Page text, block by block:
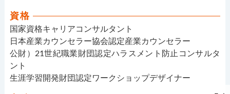
資格
国家資格キャリアコンサルタント
日本産業カウンセラー協会認定産業カウンセラー
公財）21世紀職業財団認定ハラスメント防止コンサルタ
ント
生涯学習開発財団認定ワークショップデザイナー